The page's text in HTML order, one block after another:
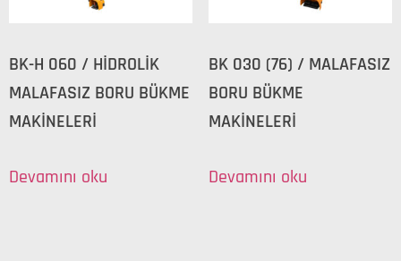
BK-H 060 / HİDROLİK
MALAFASIZ BORU BÜKME
MAKİNELERİ
Devamını oku
BK 030 (76) / MALAFASIZ
BORU BÜKME
MAKİNELERİ
Devamını oku